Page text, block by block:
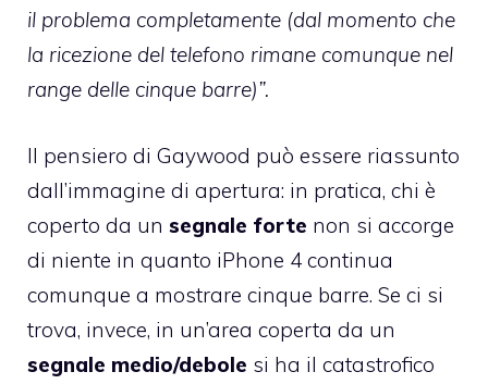
il problema completamente (dal momento che
la ricezione del telefono rimane comunque nel
range delle cinque barre)”.
Il pensiero di Gaywood può essere riassunto
dall’immagine di apertura: in pratica, chi è
coperto da un segnale forte non si accorge
di niente in quanto iPhone 4 continua
comunque a mostrare cinque barre. Se ci si
trova, invece, in un’area coperta da un
segnale medio/debole si ha il catastrofico